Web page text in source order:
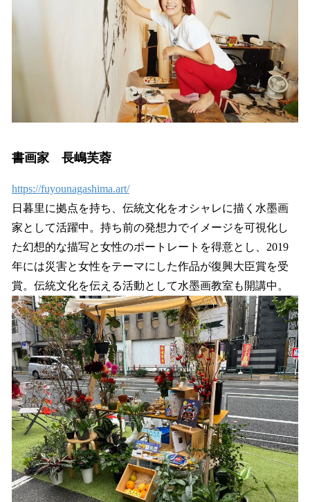
書画家 長嶋芙蓉
https://fuyounagashima.art/
日暮里に拠点を持ち、伝統文化をオシャレに描く水墨画
家として活躍中。持ち前の発想力でイメージを可視化し
た幻想的な描写と女性のポートレートを得意とし、2019
年には災害と女性をテーマにした作品が復興大臣賞を受
賞。伝統文化を伝える活動として水墨画教室も開講中。